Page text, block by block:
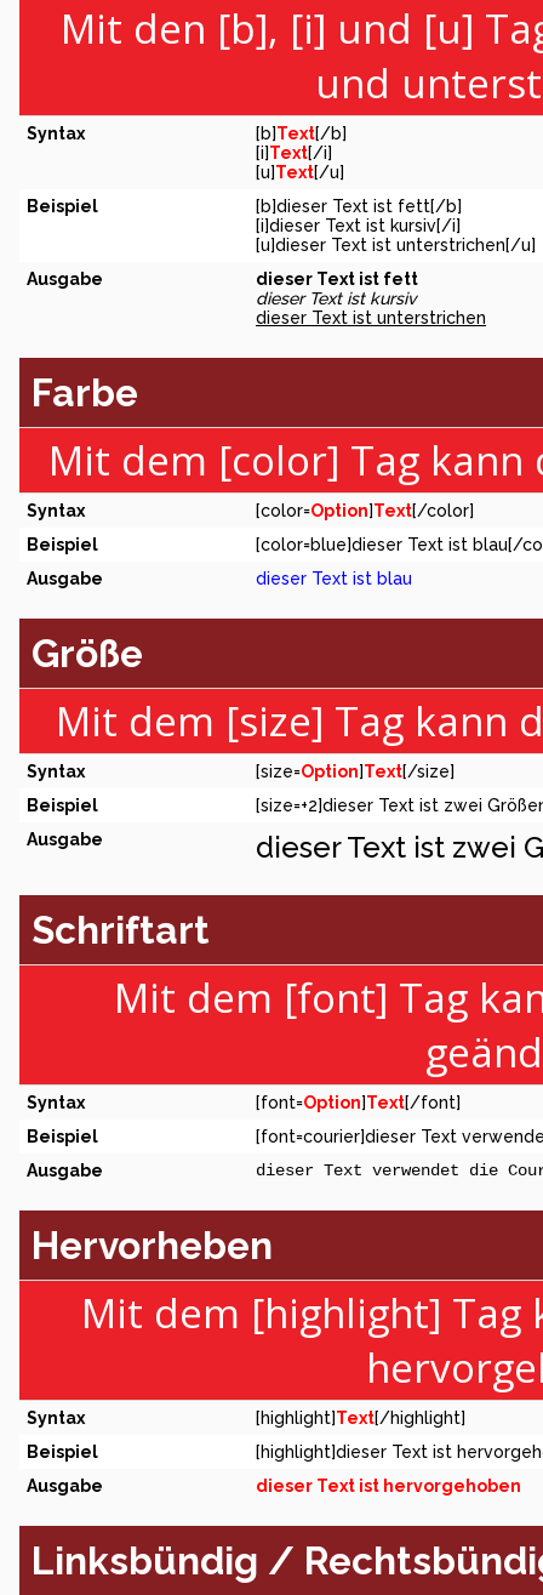
Mit den [b], [i] und [u]
und
Syntax [b]Text[/b]
[i]Text[/i]
[u]Text[/u]
Beispiel
[b]dieser Text ist fett[/b]
[i]dieser Text ist kursiv[/i]
[u]dieser Text ist unterstrichen[/u]
Ausgabe
dieser Text ist fett
dieser Text ist kursiv
dieser Text ist unterstrichen
Farbe
Mit dem [color] Tag
Syntax [color=Option]Text[/color]
Beispiel
[color=blue]dieser Text ist blau[/
Ausgabe
dieser Text ist blau
Größe
Mit dem [size] Tag kann
Syntax [size=Option]Text[/size]
Beispiel
[size=+2]dieser Text ist zwei
Ausgabe
dieser Text ist zwei
Schriftart
Mit dem [font] Tag
Syntax [font=Option]Text[/font]
Beispiel
[font=courier]dieser Text
Ausgabe
dieser Text verwendet die
Hervorheben
Mit dem [highlight] Tag
Syntax [highlight]Text[/highlight]
Beispiel
[highlight]dieser Text ist
Ausgabe
dieser Text ist hervorgehoben
Linksbündig /